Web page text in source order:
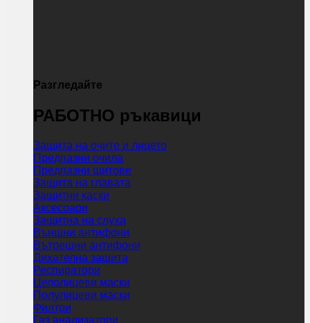
Разгледайте
РАБОТНО ръкавици
Защита на очите и лицето
Предпазни очила
Предпазни щитове
Защита на главата
Защитни каски
Аксесоари
Защитна на слуха
Външни антифони
Вътрешни антифони
Дихателна защита
Респиратори
Целолицеви маски
Полулицеви маски
Филтри
Газ анализатори